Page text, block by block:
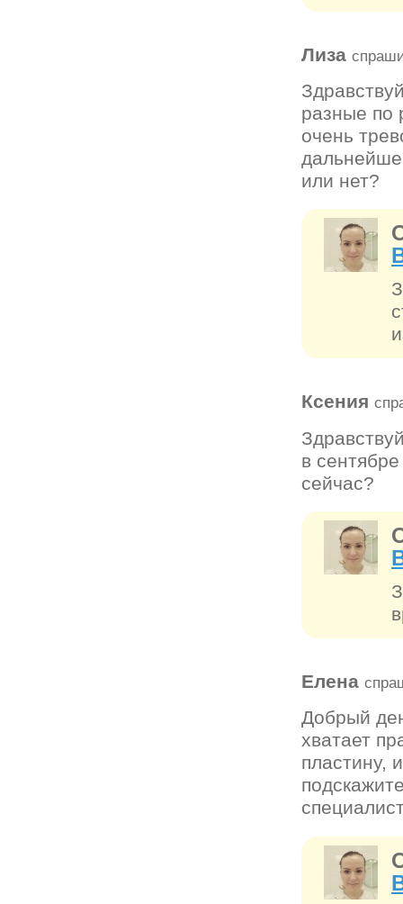
Лиза
разные по
очень
или нет?
Ксения
в
сейчас?
Елена
Добрый
хватает
пластину,